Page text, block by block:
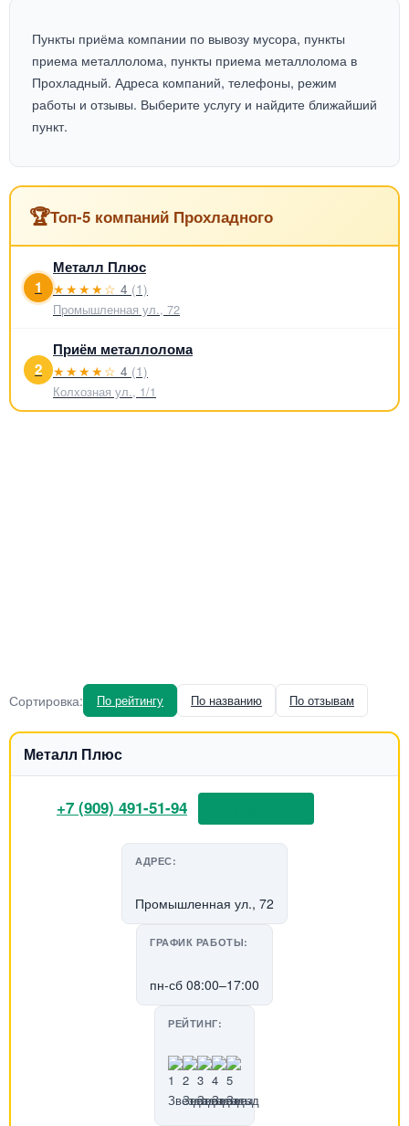
Пункты приёма компании по вывозу мусора, пункты
приема металлолома, пункты приема металлолома в
Прохладный. Адреса компаний, телефоны, режим
работы и отзывы. Выберите услугу и найдите ближайший
пункт.
🏆Топ-5 компаний Прохладного
1
Металл Плюс
★★★★☆ 4 (1)
Промышленная ул., 72
2
Приём металлолома
★★★★☆ 4 (1)
Колхозная ул., 1/1
Сортировка: По рейтингу По названию По отзывам
Металл Плюс
+7 (909) 491-51-94
АДРЕС:
Промышленная ул., 72
ГРАФИК РАБОТЫ:
пн-сб 08:00–17:00
РЕЙТИНГ: